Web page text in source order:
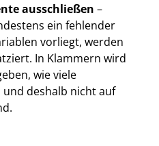
ausschließen –
ein fehlender
vorliegt, werden
In Klammern wird
wie viele
deshalb nicht auf